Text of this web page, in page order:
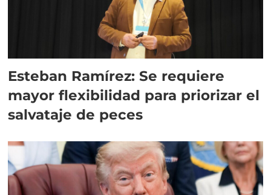
Esteban Ramírez: Se requiere
mayor flexibilidad para priorizar el
salvataje de peces